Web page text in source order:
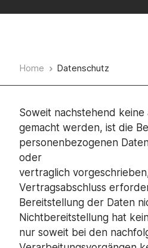
Home Datenschutz
Soweit nachstehend
gemacht werden, ist die
personenbezogenen
oder
vertraglich
Vertragsabschluss
Bereitstellung der Daten
Nichtbereitstellung hat
nur soweit bei den